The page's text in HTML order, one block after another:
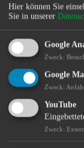
bietet. Hier finden
und
Fachbereiche wie
Orthopädie,
und
In der hauseigenen
geröstet, welcher
werden kann.
Wir freuen uns auf
Hier können Sie
Sie in unserer
Google
Zweck:
Google
Zweck:
YouTube
Zweck: